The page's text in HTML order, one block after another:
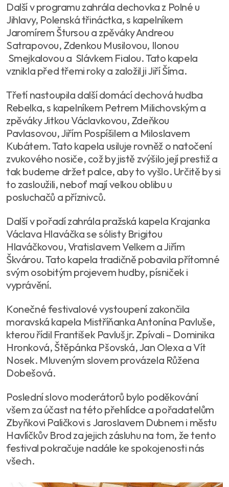
Další v programu zahrála dechovka z Polné u
Jihlavy, Polenská třináctka, s kapelníkem
Jaromírem Štursou a zpěváky Andreou
Satrapovou, Zdenkou Musilovou, Ilonou
Smejkalovou a Slávkem Fialou. Tato kapela
vznikla před třemi roky a založil ji Jiří Šíma.
Třetí nastoupila další domácí dechová hudba
Rebelka, s kapelníkem Petrem Milichovským a
zpěváky Jitkou Václavkovou, Zdeňkou
Pavlasovou, Jiřím Pospíšilem a Miloslavem
Kubátem. Tato kapela usiluje rovněž o natočení
zvukového nosiče, což by jistě zvýšilo její prestiž a
tak budeme držet palce, aby to vyšlo. Určitě by si
to zasloužili, neboť mají velkou oblibu u
posluchačů a příznivců.
Další v pořadí zahrála pražská kapela Krajanka
Václava Hlaváčka se sólisty Brigitou
Hlaváčkovou, Vratislavem Velkem a Jiřím
Škvárou. Tato kapela tradičně pobavila přítomné
svým osobitým projevem hudby, písniček i
vyprávění.
Konečné festivalové vystoupení zakončila
moravská kapela Mistříňanka Antonína Pavluše,
kterou řídil František Pavluš jr. Zpívali – Dominika
Hronková, Štěpánka Pšovská, Jan Olexa a Vít
Nosek. Mluveným slovem provázela Růžena
Dobešová.
Poslední slovo moderátorů bylo poděkování
všem za účast na této přehlídce a pořadatelům
Zbyňkovi Paličkovi s Jaroslavem Dubnem i městu
Havlíčkův Brod za jejich zásluhu na tom, že tento
festival pokračuje nadále ke spokojenosti nás
všech.